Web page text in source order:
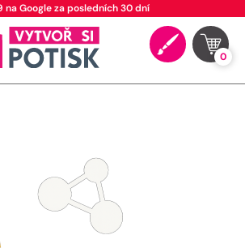
na Google za posledních 30 dní
0